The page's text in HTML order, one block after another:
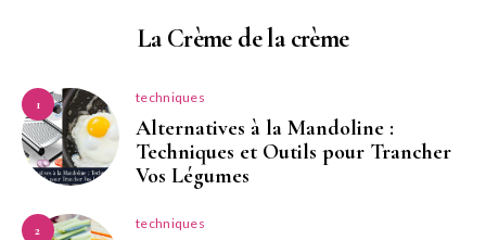
La Crème de la crème
1 techniques
Alternatives à la Mandoline :
Techniques et Outils pour Trancher
Vos Légumes
2 techniques